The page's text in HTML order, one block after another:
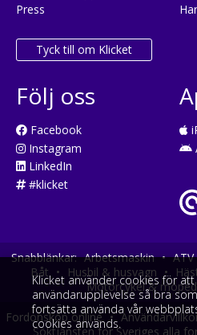
Press
Tyck till om Klicket
Följ oss
Facebook
Instagram
LinkedIn
#klicket
Snabblänkar: Arbetsmaskin •
Båt • Husbil & husvagn •
Motorcykel & moped
Fordonsköp online •
Söktjänsten för Sveriges alla
Klicket använder cookies för
användarupplevelse så bra
fortsätta använda vår
cookies används.